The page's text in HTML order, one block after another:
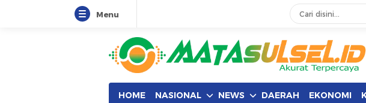
Menu
HOME NASIONAL NEWS DAERAH EKONOMI